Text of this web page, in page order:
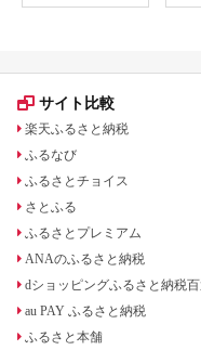
サイト比較
楽天ふるさと納税
ふるなび
ふるさとチョイス
さとふる
ふるさとプレミアム
ANAのふるさと納税
dショッピングふるさと納税百
au PAY ふるさと納税
ふるさと本舗